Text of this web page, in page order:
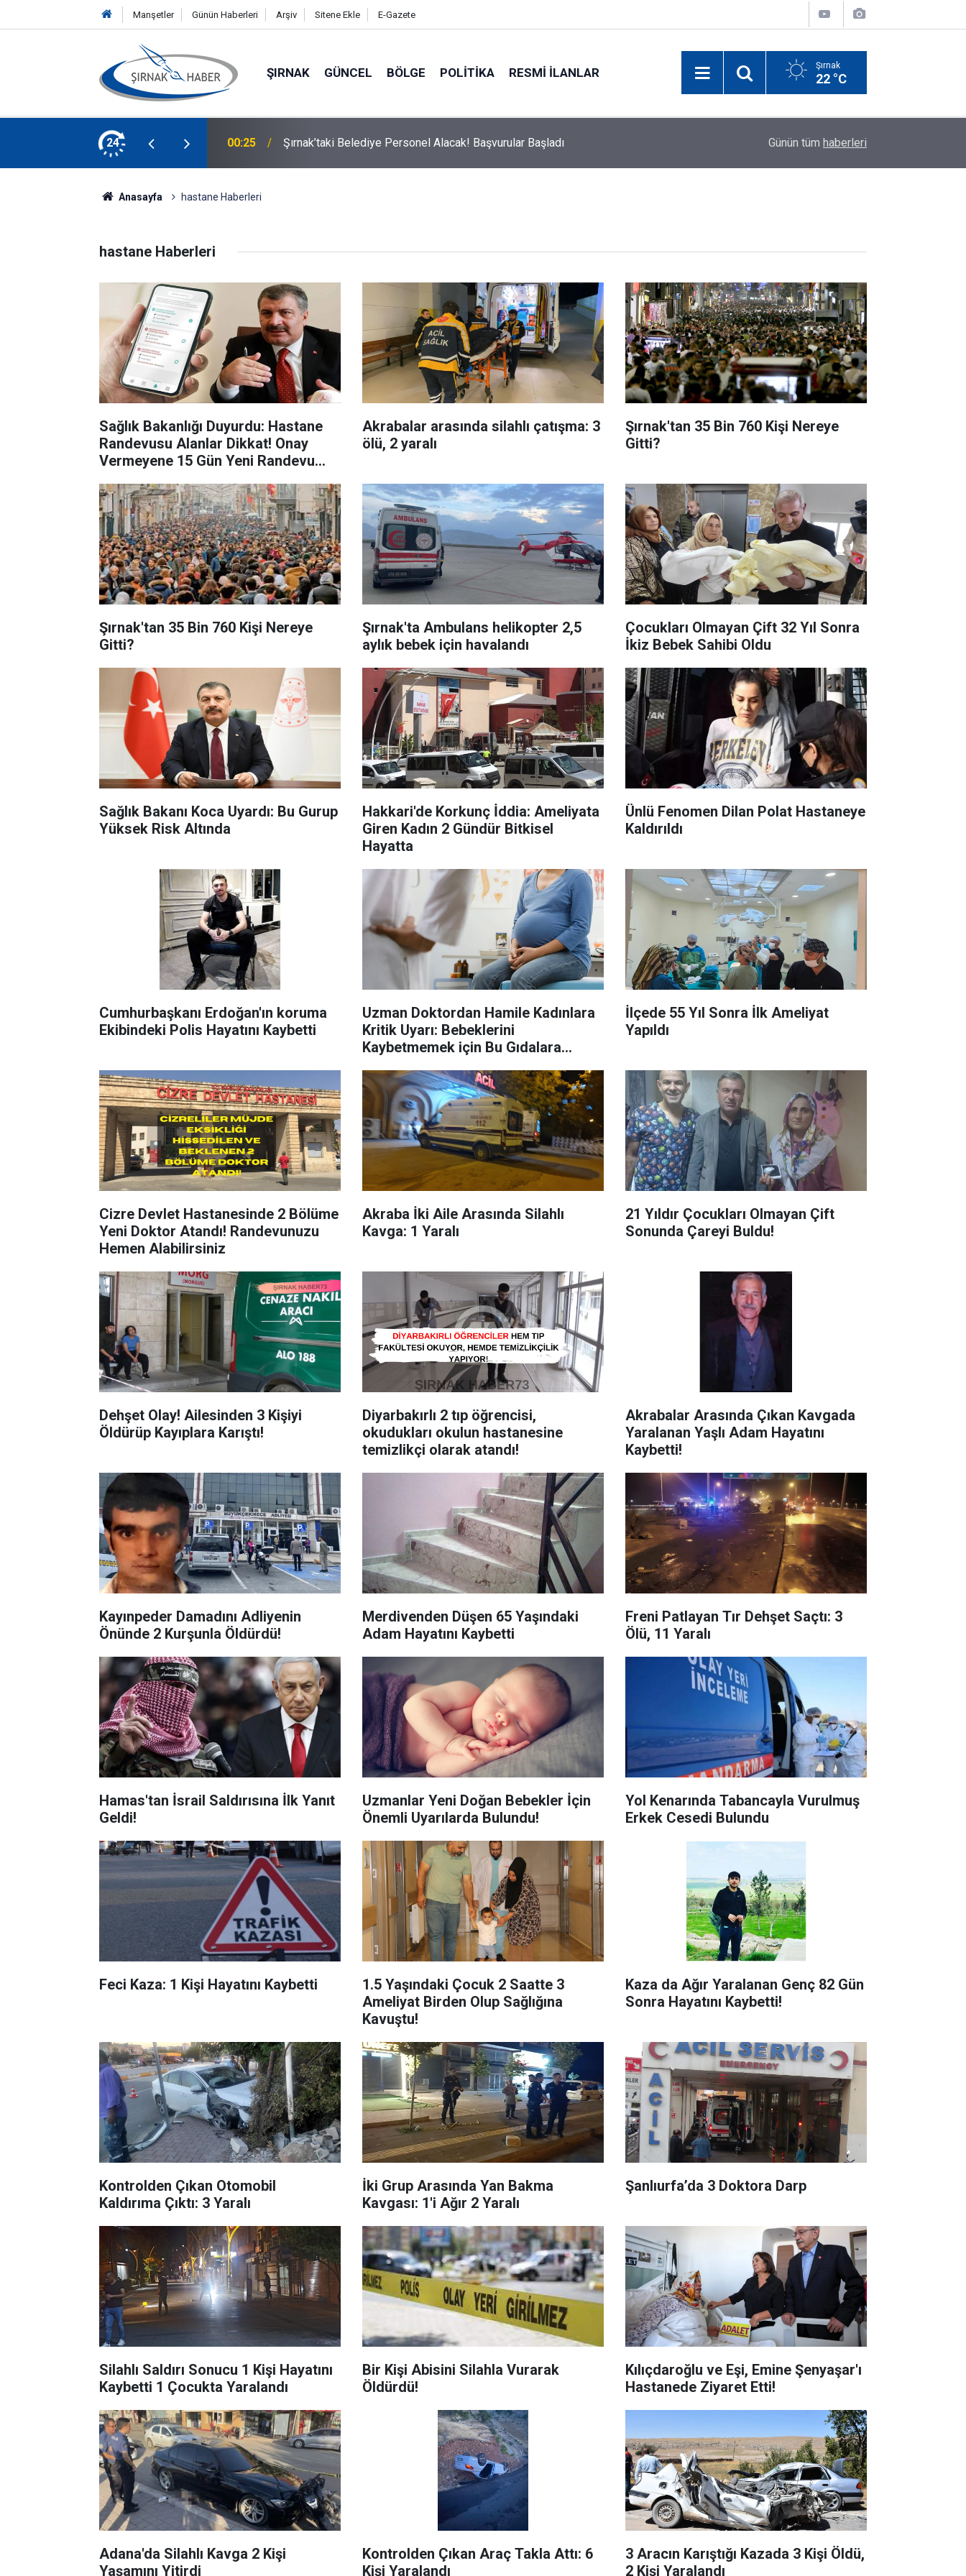
Manşetler Günün Haberleri Arşiv Sitene Ekle E-Gazete
ŞIRNAK GÜNCEL BÖLGE POLITIKA RESMI İLANLAR Şırnak
22 °C
24
Başvurular Başladı 00:21 Silopi Belediyesi'nden Uyarı: 11.00-16.00 Saatleri Arasında Dışarı Çıkmayın Elektrik Akımına Kapılan Şırnaklı Küçük Miraç
Günün tüm haberleri
Anasayfa hastane Haberleri
hastane Haberleri
Sağlık Bakanlığı Duyurdu: Hastane
Randevusu Alanlar Dikkat! Onay
Vermeyene 15 Gün Yeni Randevu
Akrabalar arasında silahlı çatışma: 3
ölü, 2 yaralı
Şırnak'tan 35 Bin 760 Kişi Nereye
Gitti?
Şırnak'tan 35 Bin 760 Kişi Nereye
Gitti?
Şırnak'ta Ambulans helikopter 2,5
aylık bebek için havalandı
Çocukları Olmayan Çift 32 Yıl Sonra
İkiz Bebek Sahibi Oldu
Sağlık Bakanı Koca Uyardı: Bu Gurup
Yüksek Risk Altında
Hakkari'de Korkunç İddia: Ameliyata
Giren Kadın 2 Gündür Bitkisel
Hayatta
Ünlü Fenomen Dilan Polat Hastaneye
Kaldırıldı
Cumhurbaşkanı Erdoğan'ın koruma
Ekibindeki Polis Hayatını Kaybetti
Uzman Doktordan Hamile Kadınlara
Kritik Uyarı: Bebeklerini
Kaybetmemek için Bu Gıdalara
İlçede 55 Yıl Sonra İlk Ameliyat
Yapıldı
Cizre Devlet Hastanesinde 2 Bölüme
Yeni Doktor Atandı! Randevunuzu
Hemen Alabilirsiniz
Akraba İki Aile Arasında Silahlı
Kavga: 1 Yaralı
21 Yıldır Çocukları Olmayan Çift
Sonunda Çareyi Buldu!
Dehşet Olay! Ailesinden 3 Kişiyi
Öldürüp Kayıplara Karıştı!
Diyarbakırlı 2 tıp öğrencisi,
okudukları okulun hastanesine
temizlikçi olarak atandı!
Akrabalar Arasında Çıkan Kavgada
Yaralanan Yaşlı Adam Hayatını
Kaybetti!
Kayınpeder Damadını Adliyenin
Önünde 2 Kurşunla Öldürdü!
Merdivenden Düşen 65 Yaşındaki
Adam Hayatını Kaybetti
Freni Patlayan Tır Dehşet Saçtı: 3
Ölü, 11 Yaralı
Hamas'tan İsrail Saldırısına İlk Yanıt
Geldi!
Uzmanlar Yeni Doğan Bebekler İçin
Önemli Uyarılarda Bulundu!
Yol Kenarında Tabancayla Vurulmuş
Erkek Cesedi Bulundu
Feci Kaza: 1 Kişi Hayatını Kaybetti
1.5 Yaşındaki Çocuk 2 Saatte 3
Ameliyat Birden Olup Sağlığına
Kavuştu!
Kaza da Ağır Yaralanan Genç 82 Gün
Sonra Hayatını Kaybetti!
Kontrolden Çıkan Otomobil
Kaldırıma Çıktı: 3 Yaralı
İki Grup Arasında Yan Bakma
Kavgası: 1'i Ağır 2 Yaralı
Şanlıurfa’da 3 Doktora Darp
Silahlı Saldırı Sonucu 1 Kişi Hayatını
Kaybetti 1 Çocukta Yaralandı
Bir Kişi Abisini Silahla Vurarak
Öldürdü!
Kılıçdaroğlu ve Eşi, Emine Şenyaşar'ı
Hastanede Ziyaret Etti!
Adana'da Silahlı Kavga 2 Kişi
Yaşamını Yitirdi
Kontrolden Çıkan Araç Takla Attı: 6
Kişi Yaralandı
3 Aracın Karıştığı Kazada 3 Kişi Öldü,
2 Kişi Yaralandı